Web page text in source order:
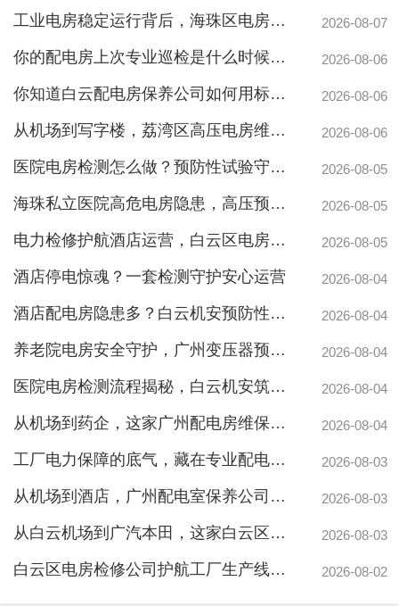
工业电房稳定运行背后，海珠区电房维护公司如何守护写字楼与工厂用电安全 2026-08-07
你的配电房上次专业巡检是什么时候？白云配电房巡检公司告诉你定期检测有多重要 2026-08-06
你知道白云配电房保养公司如何用标准化流程守护企业电力安全吗？ 2026-08-06
从机场到写字楼，荔湾区高压电房维保公司如何守护电力生命线 2026-08-06
医院电房检测怎么做？预防性试验守护生命线不停摆 2026-08-05
海珠私立医院高危电房隐患，高压预防性试验守护生命线 2026-08-05
电力检修护航酒店运营，白云区电房托管公司实力护航地标建筑 2026-08-05
酒店停电惊魂？一套检测守护安心运营 2026-08-04
酒店配电房隐患多？白云机安预防性检测全解析 2026-08-04
养老院电房安全守护，广州变压器预防性测验护航疏散通道 2026-08-04
医院电房检测流程揭秘，白云机安筑牢生命防线 2026-08-04
从机场到药企，这家广州配电房维保公司凭什么赢得园区信赖 2026-08-04
工厂电力保障的底气，藏在专业配电房维保公司的这些硬实力里 2026-08-03
从机场到酒店，广州配电室保养公司如何守护城市脉搏？ 2026-08-03
从白云机场到广汽本田，这家白云区电房维保公司如何护航制造企业生产线 2026-08-03
白云区电房检修公司护航工厂生产线，地标建筑信赖的电力管家 2026-08-02
广州配电房维保案例|防备重伤事故
白云配电房要求检修服务，支持配电房稳定